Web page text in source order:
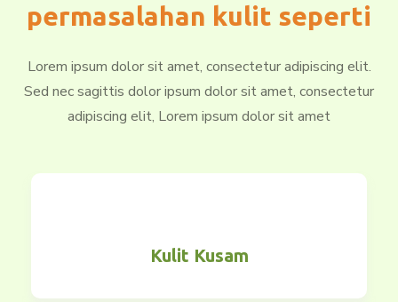
permasalahan kulit seperti
Lorem ipsum dolor sit amet, consectetur adipiscing elit.
Sed nec sagittis dolor ipsum dolor sit amet, consectetur
adipiscing elit, Lorem ipsum dolor sit amet
Kulit Kusam